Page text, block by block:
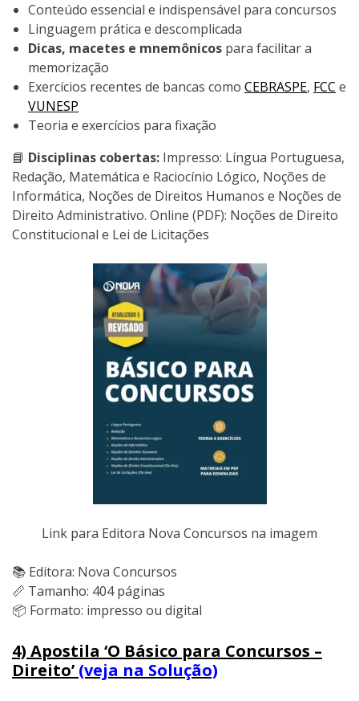
Conteúdo essencial e indispensável para concursos
Linguagem prática e descomplicada
Dicas, macetes e mnemônicos para facilitar a
memorização
Exercícios recentes de bancas como CEBRASPE, FCC e
VUNESP
Teoria e exercícios para fixação
📘 Disciplinas cobertas: Impresso: Língua Portuguesa,
Redação, Matemática e Raciocínio Lógico, Noções de
Informática, Noções de Direitos Humanos e Noções de
Direito Administrativo. Online (PDF): Noções de Direito
Constitucional e Lei de Licitações
Link para Editora Nova Concursos na imagem
📚 Editora: Nova Concursos
📏 Tamanho: 404 páginas
📦 Formato: impresso ou digital
4) Apostila ‘O Básico para Concursos –
Direito’ (veja na Solução)